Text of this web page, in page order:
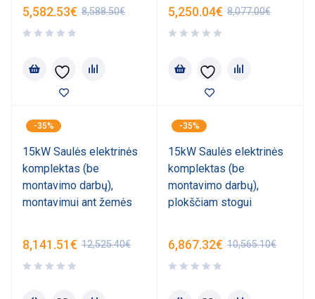
8,588.50€
5,582.53€ 8,077.00€
5,250.04€
-35%
15kW Saulės elektrinės
komplektas (be
montavimo darbų),
montavimui ant žemės
12,525.40€
8,141.51€
-35%
15kW Saulės elektrinės
komplektas (be
montavimo darbų),
plokščiam stogui
10,565.10€
6,867.32€